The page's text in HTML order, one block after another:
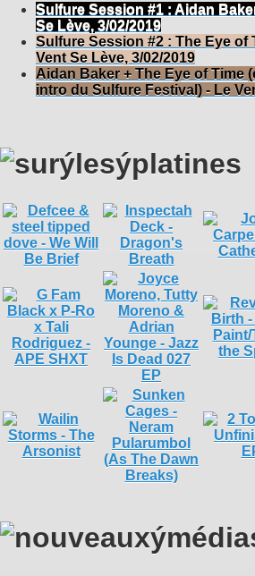
Sulfure Session #1 : Aidan
Se Lève, 3/02/2019
Sulfure Session #2 : The Eye of
Vent Se Lève, 3/02/2019
Aidan Baker + The Eye of Time
intro du Sulfure Festival) - Le